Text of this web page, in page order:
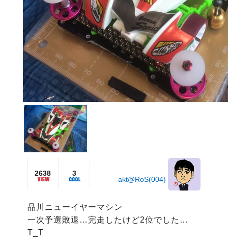
2638 3
akt@RoS(004)
品川ニューイヤーマシン
一次予選敗退…完走したけど2位でした…
T_T